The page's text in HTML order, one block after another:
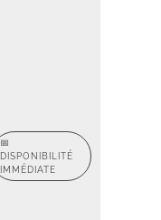
📅
DISPONIBILITÉ
IMMÉDIATE